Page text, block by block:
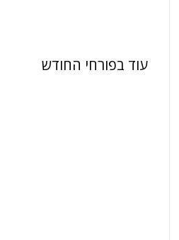
עוד בפורחי החודש